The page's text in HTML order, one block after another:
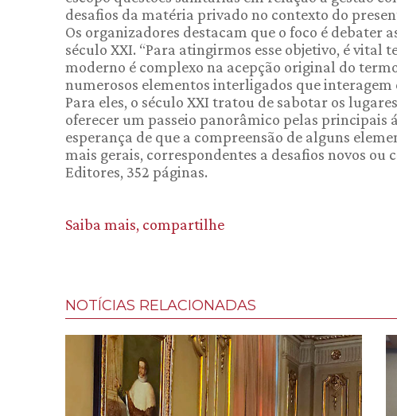
desafios da matéria privado no contexto do
Os organizadores destacam que o foco é
século XXI. “Para atingirmos esse objetivo, é
moderno é complexo na acepção original do
numerosos elementos interligados que interagem
Para eles, o século XXI tratou de sabotar os
oferecer um passeio panorâmico pelas principais
esperança de que a compreensão de alguns
mais gerais, correspondentes a desafios novos
Editores, 352 páginas.
Saiba mais, compartilhe
NOTÍCIAS RELACIONADAS